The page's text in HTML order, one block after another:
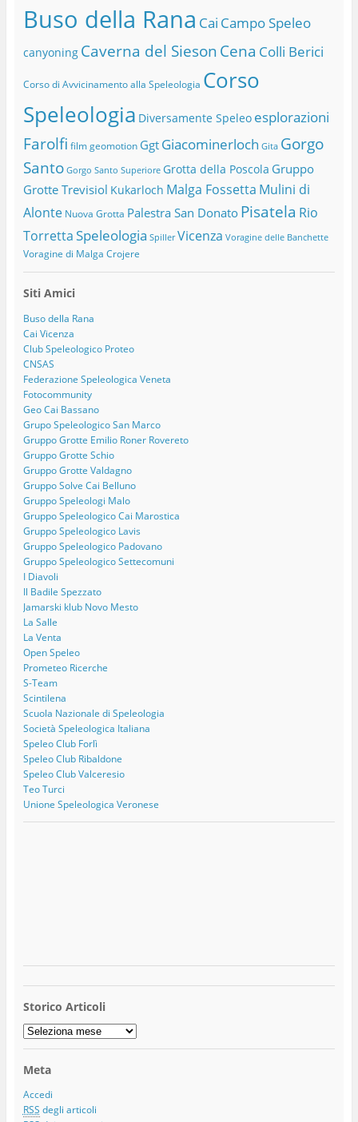
Buso della Rana Cai Campo Speleo
canyoning Caverna del Sieson Cena Colli Berici
Corso di Avvicinamento alla Speleologia Corso
Speleologia Diversamente Speleo esplorazioni
Farolfi film geomotion Ggt Giacominerloch Gita Gorgo
Santo Gorgo Santo Superiore Grotta della Poscola Gruppo
Grotte Trevisiol Kukarloch Malga Fossetta Mulini di
Alonte Nuova Grotta Palestra San Donato Pisatela Rio
TorrettaSpeleologia Spiller Vicenza Voragine delle Banchette
Voragine di Malga Crojere
Siti Amici
Buso della Rana
Cai Vicenza
Club Speleologico Proteo
CNSAS
Federazione Speleologica Veneta
Fotocommunity
Geo Cai Bassano
Grupo Speleologico San Marco
Gruppo Grotte Emilio Roner Rovereto
Gruppo Grotte Schio
Gruppo Grotte Valdagno
Gruppo Solve Cai Belluno
Gruppo Speleologi Malo
Gruppo Speleologico Cai Marostica
Gruppo Speleologico Lavis
Gruppo Speleologico Padovano
Gruppo Speleologico Settecomuni
I Diavoli
Il Badile Spezzato
Jamarski klub Novo Mesto
La Salle
La Venta
Open Speleo
Prometeo Ricerche
S-Team
Scintilena
Scuola Nazionale di Speleologia
Società Speleologica Italiana
Speleo Club Forlì
Speleo Club Ribaldone
Speleo Club Valceresio
Teo Turci
Unione Speleologica Veronese
Storico Articoli
Storico
Articoli
Meta
Accedi
RSS degli articoli